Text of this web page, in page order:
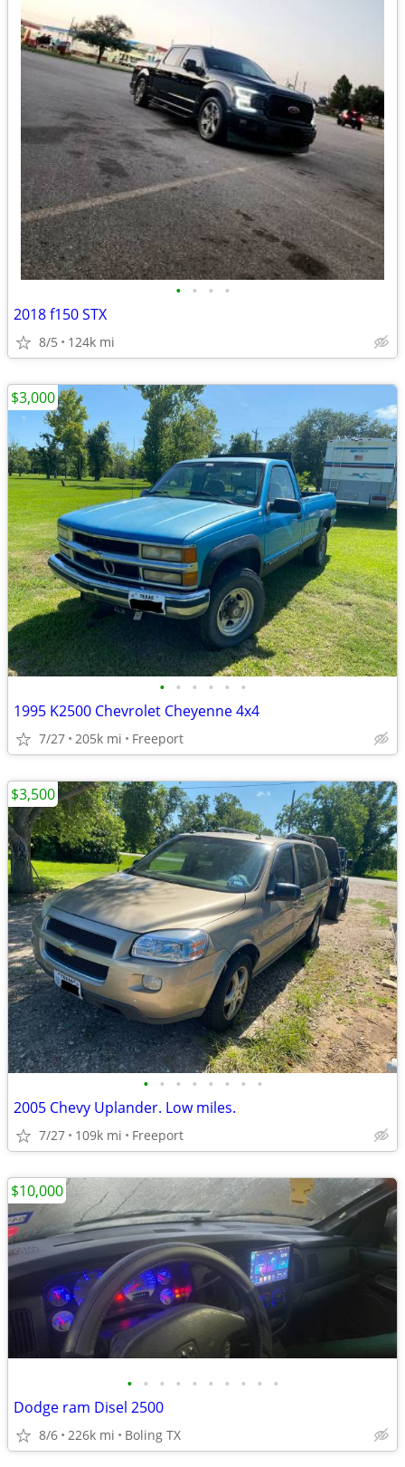
• • • •
2018 f150 STX
8/5 124k mi
• • • • • •
1995 K2500 Chevrolet Cheyenne 4x4
7/27 205k mi Freeport
$3,000
• • • • • • • •
2005 Chevy Uplander. Low miles.
7/27 109k mi Freeport
$3,500
• • • • • • • • • •
Dodge ram Disel 2500
8/6 226k mi Boling TX
$10,000